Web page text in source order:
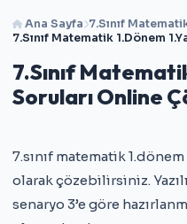
Ana Sayfa 7.Sınıf
7.Sınıf Matematik 1.Dönem
7.Sınıf
Soruları Online
7.sınıf matematik 1.dönem
olarak çözebilirsiniz.
senaryo 3’e göre